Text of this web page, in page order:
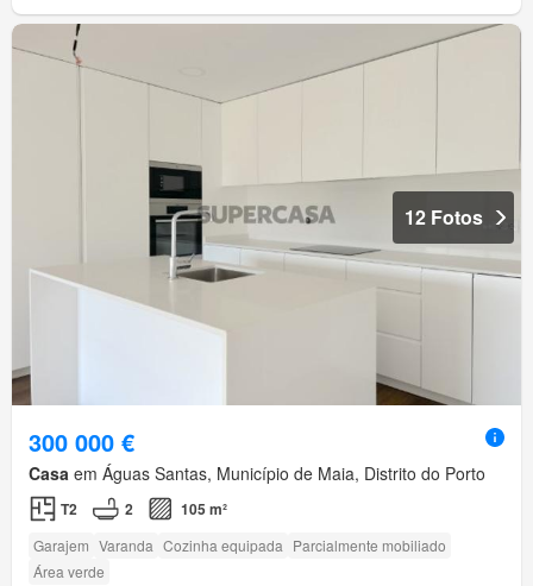
12 Fotos
300 000 €
Casa em Águas Santas, Município de Maia, Distrito do Porto
T2 2 105 m²
Garajem Varanda Cozinha equipada Parcialmente mobiliado
Área verde